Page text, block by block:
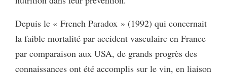
Depuis le « French Paradox » (1992) qui concernait
la faible mortalité par accident vasculaire en France
par comparaison aux USA, de grands progrès des
connaissances ont été accomplis sur le vin, en liaison